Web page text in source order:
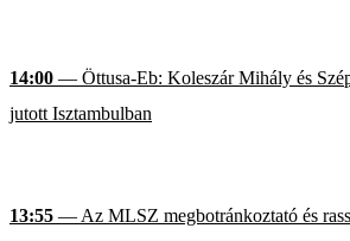
14:00 — Öttusa-Eb: Koleszár Mihály és
jutott Isztambulban
13:55 — Az MLSZ megbotránkoztató és